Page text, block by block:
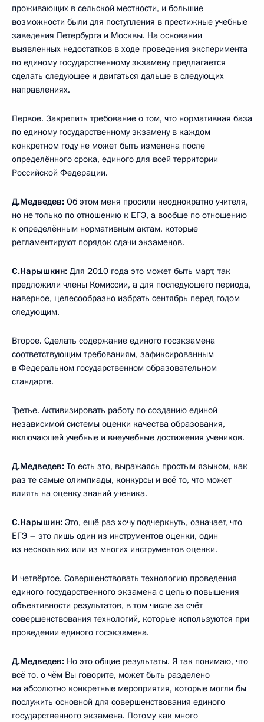
проживающих в сельской местности, и большие
возможности были для поступления в престижные учебные
заведения Петербурга и Москвы. На основании
выявленных недостатков в ходе проведения эксперимента
по единому государственному экзамену предлагается
сделать следующее и двигаться дальше в следующих
направлениях.
Первое. Закрепить требование о том, что нормативная база
по единому государственному экзамену в каждом
конкретном году не может быть изменена после
определённого срока, единого для всей территории
Российской Федерации.
Д.Медведев: Об этом меня просили неоднократно учителя,
но не только по отношению к ЕГЭ, а вообще по отношению
к определённым нормативным актам, которые
регламентируют порядок сдачи экзаменов.
С.Нарышкин: Для 2010 года это может быть март, так
предложили члены Комиссии, а для последующего периода,
наверное, целесообразно избрать сентябрь перед годом
следующим.
Второе. Сделать содержание единого госэкзамена
соответствующим требованиям, зафиксированным
в Федеральном государственном образовательном
стандарте.
Третье. Активизировать работу по созданию единой
независимой системы оценки качества образования,
включающей учебные и внеучебные достижения учеников.
Д.Медведев: То есть это, выражаясь простым языком, как
раз те самые олимпиады, конкурсы и всё то, что может
влиять на оценку знаний ученика.
С.Нарышин: Это, ещё раз хочу подчеркнуть, означает, что
ЕГЭ – это лишь один из инструментов оценки, один
из нескольких или из многих инструментов оценки.
И четвёртое. Совершенствовать технологию проведения
единого государственного экзамена с целью повышения
объективности результатов, в том числе за счёт
совершенствования технологий, которые используются при
проведении единого госэкзамена.
Д.Медведев: Но это общие результаты. Я так понимаю, что
всё то, о чём Вы говорите, может быть разделено
на абсолютно конкретные мероприятия, которые могли бы
послужить основной для совершенствования единого
государственного экзамена. Потому как много